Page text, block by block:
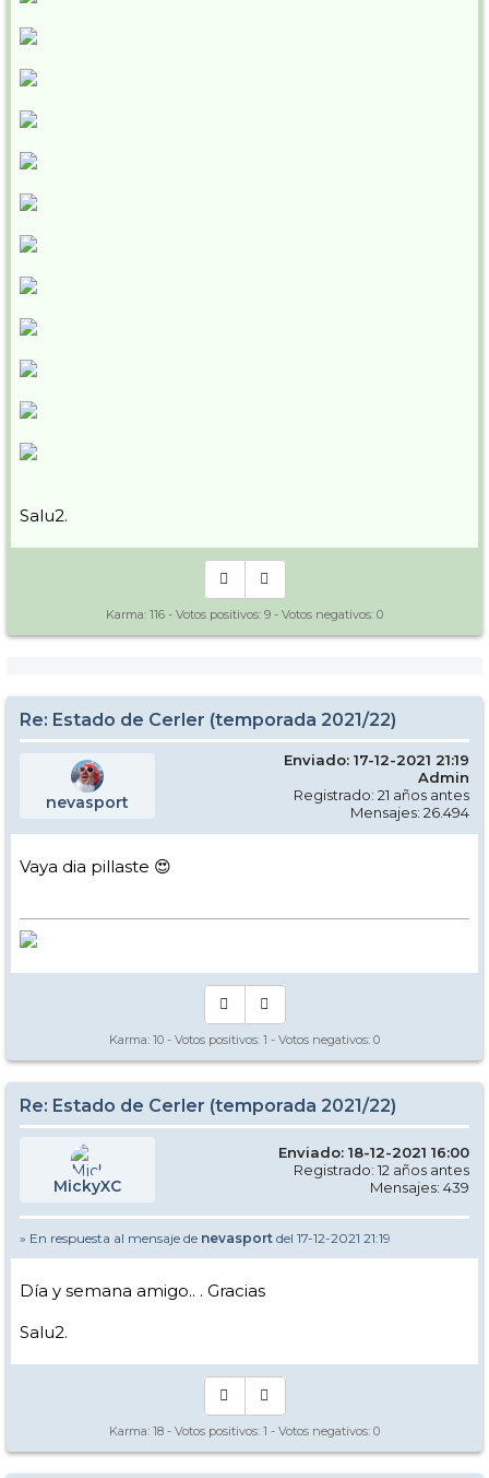
Salu2.
Karma: 116 - Votos positivos: 9 - Votos negativos: 0
Re: Estado de Cerler (temporada 2021/22)
nevasport
Enviado: 17-12-2021 21:19
Admin
Registrado: 21 años antes
Mensajes: 26.494
Vaya dia pillaste 😍
Karma: 10 - Votos positivos: 1 - Votos negativos: 0
Re: Estado de Cerler (temporada 2021/22)
MickyXC
Enviado: 18-12-2021 16:00
Registrado: 12 años antes
Mensajes: 439
» En respuesta al mensaje de nevasport del 17-12-2021 21:19
Día y semana amigo.. . Gracias
Salu2.
Karma: 18 - Votos positivos: 1 - Votos negativos: 0